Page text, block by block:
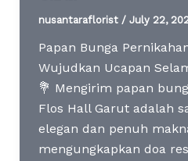
nusantaraflorist / July 22,
Papan Bunga
Wujudkan Ucapan
💐 Mengirim papan
Flos Hall Garut adalah
elegan dan penuh
mengungkapkan doa